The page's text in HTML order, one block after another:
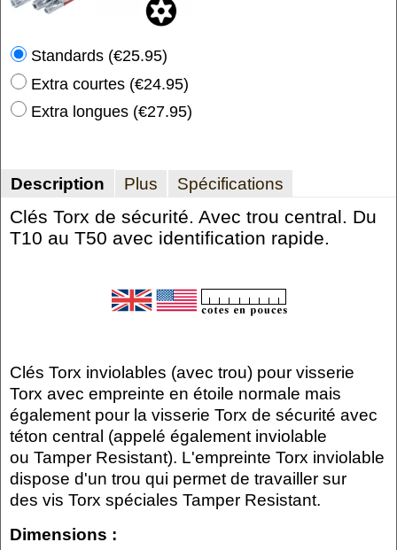
Standards (€25.95)
Extra courtes (€24.95)
Extra longues (€27.95)
Description Plus Spécifications
Clés Torx de sécurité. Avec trou central. Du
T10 au T50 avec identification rapide.
Clés Torx inviolables (avec trou) pour visserie
Torx avec empreinte en étoile normale mais
également pour la visserie Torx de sécurité avec
téton central (appelé également inviolable
ou Tamper Resistant). L'empreinte Torx inviolable
dispose d'un trou qui permet de travailler sur
des vis Torx spéciales Tamper Resistant.
Dimensions :